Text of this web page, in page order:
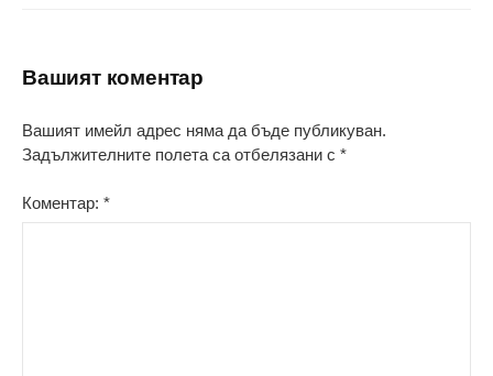
Вашият коментар
Вашият имейл адрес няма да бъде публикуван.
Задължителните полета са отбелязани с *
Коментар: *